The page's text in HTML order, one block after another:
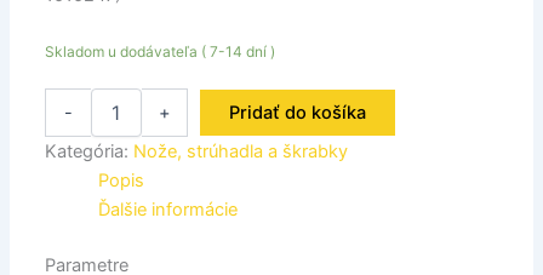
Skladom u dodávateľa ( 7-14 dní )
- +
Pridať do košíka
Kategória: Nože, strúhadla a škrabky
Popis
Ďalšie informácie
Parametre